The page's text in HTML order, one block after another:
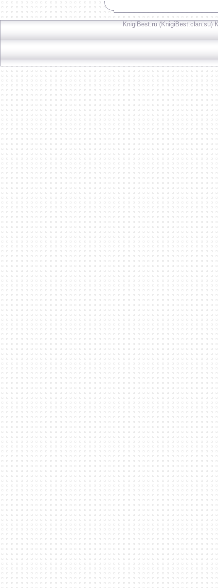
KnigiBest.ru (KnigiBest.clan.su)